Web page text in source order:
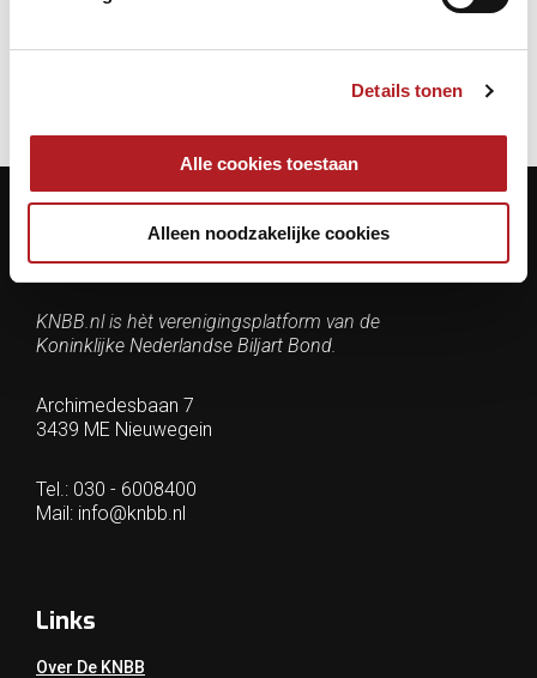
Details tonen
Alle cookies toestaan
Alleen noodzakelijke cookies
Contactgegevens
KNBB.nl is hèt verenigingsplatform van de
Koninklijke Nederlandse Biljart Bond.
Archimedesbaan 7
3439 ME Nieuwegein
Tel.: 030 - 6008400
Mail: info@knbb.nl
Links
Over De KNBB